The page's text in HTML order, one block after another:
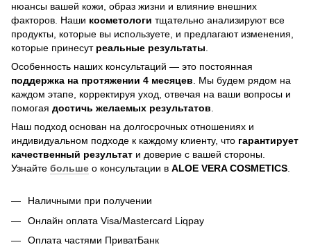
нюансы вашей кожи, образ жизни и влияние внешних
факторов. Наши косметологи тщательно анализируют все
продукты, которые вы используете, и предлагают изменения,
которые принесут реальные результаты.
Особенность наших консультаций — это постоянная
поддержка на протяжении 4 месяцев. Мы будем рядом на
каждом этапе, корректируя уход, отвечая на ваши вопросы и
помогая достичь желаемых результатов.
Наш подход основан на долгосрочных отношениях и
индивидуальном подходе к каждому клиенту, что гарантирует
качественный результат и доверие с вашей стороны.
Узнайте больше о консультации в ALOE VERA COSMETICS.
Наличными при получении
Онлайн оплата Visa/Mastercard Liqpay
Оплата частями ПриватБанк